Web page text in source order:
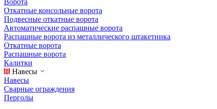
Откатные консольные ворота
Подвесные откатные ворота
Автоматические распашные ворота
Распашные ворота из металлического штакетника
Откатные ворота
Распашные ворота
Калитки
Навесы
Навесы
Сварные ограждения
Перголы